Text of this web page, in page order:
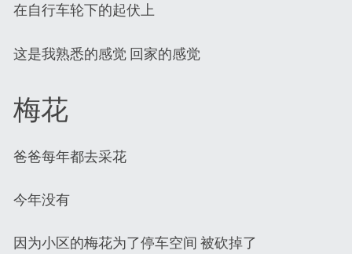
在自行车轮下的起伏上
这是我熟悉的感觉 回家的感觉
梅花
爸爸每年都去采花
今年没有
因为小区的梅花为了停车空间 被砍掉了